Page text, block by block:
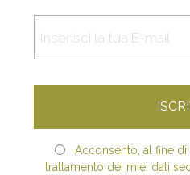
Acconsento, al fine di
trattamento dei miei dati